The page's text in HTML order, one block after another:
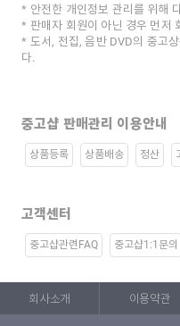
안전한 개인정보 관리를 위해
판매자 회원이 아닌 경우 먼저
도서, 전집, 음반 DVD의 중고
다.
중고샵 판매관리 이용안내
상품등록 상품배송 정산
고객센터
중고샵관련FAQ 중고샵1:1문의
회사소개 이용약관